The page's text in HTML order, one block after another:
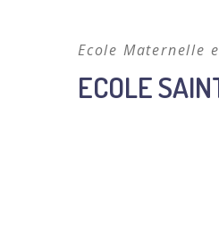
Ecole Maternelle
ECOLE